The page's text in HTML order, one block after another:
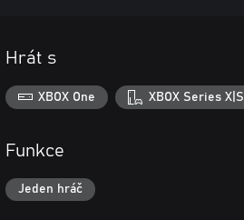
Hrát s
XBOX One XBOX Series X|S
Funkce
Jeden hráč